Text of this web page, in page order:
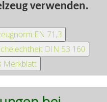
verwenden.